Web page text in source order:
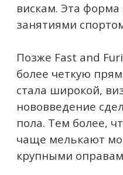
вискам. Эта
занятиями
Позже Fast and
более четкую
стала широкой,
нововведение
пола. Тем более,
чаще мелькают
крупными